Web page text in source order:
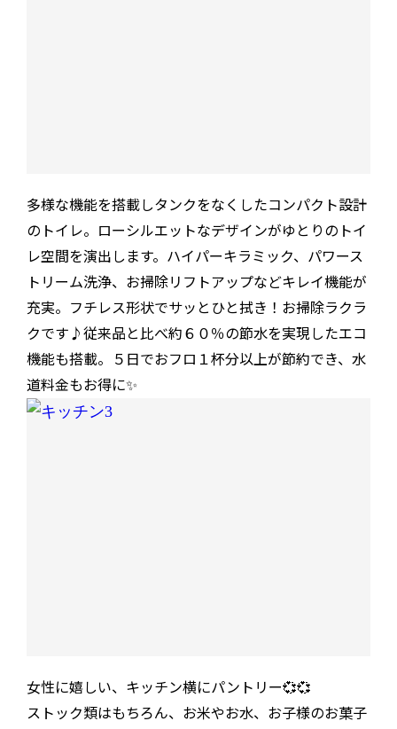
多様な機能を搭載しタンクをなくしたコンパクト設計
のトイレ。ローシルエットなデザインがゆとりのトイ
レ空間を演出します。ハイパーキラミック、パワース
トリーム洗浄、お掃除リフトアップなどキレイ機能が
充実。フチレス形状でサッとひと拭き！お掃除ラクラ
クです♪従来品と比べ約６０％の節水を実現したエコ
機能も搭載。５日でおフロ１杯分以上が節約でき、水
道料金もお得に✨
女性に嬉しい、キッチン横にパントリー💞💞
ストック類はもちろん、お米やお水、お子様のお菓子